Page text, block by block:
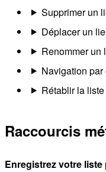
Supprimer un
Déplacer un
Renommer un
Navigation
Rétablir la
Raccourcis
Enregistrez votre